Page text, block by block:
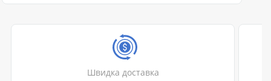
Швидка доставка